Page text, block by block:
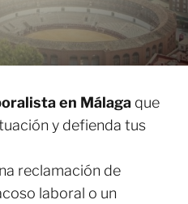
en Málaga que
y defienda tus
reclamación de
laboral o un